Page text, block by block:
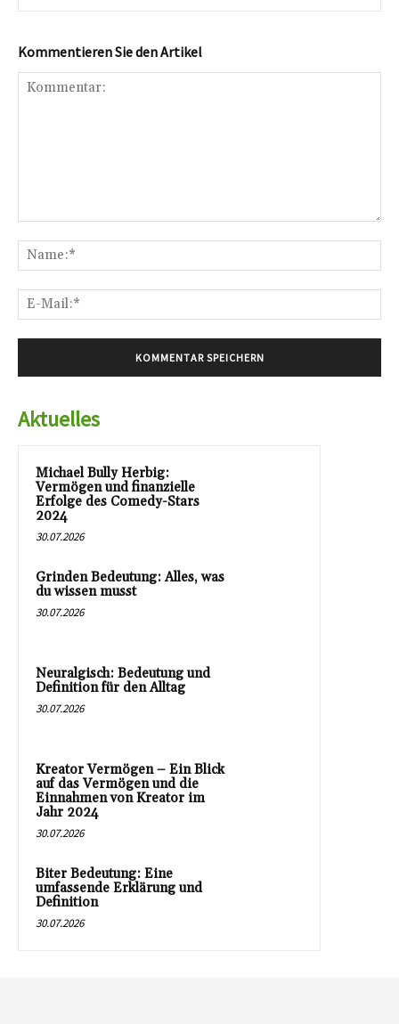
Kommentieren Sie den Artikel
Aktuelles
Michael Bully Herbig:
Vermögen und finanzielle
Erfolge des Comedy-Stars
2024
30.07.2026
Grinden Bedeutung: Alles, was
du wissen musst
30.07.2026
Neuralgisch: Bedeutung und
Definition für den Alltag
30.07.2026
Kreator Vermögen – Ein Blick
auf das Vermögen und die
Einnahmen von Kreator im
Jahr 2024
30.07.2026
Biter Bedeutung: Eine
umfassende Erklärung und
Definition
30.07.2026